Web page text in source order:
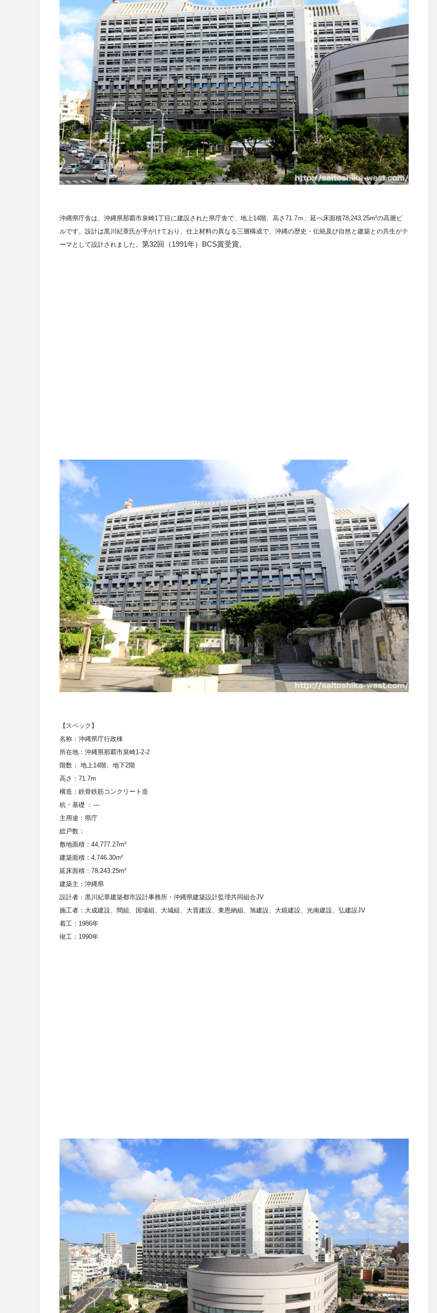
沖縄県庁舎は、 沖縄県那覇市泉崎1 丁目に建設された県庁舎で、地上14階、高さ71.7ｍ、延べ床面積78,243.25m²の高層ビ
ルです。設計は黒川紀章氏が手がけており、 仕上材料の異なる三層構成で、 沖縄の歴史・伝統及び自然と建築との共生がテ
ーマとして設計されました。 第32回（1991年） BCS賞受賞。
【スペック】
名称： 沖縄県庁行政棟
所在地：沖縄県那覇市泉崎1-2-2
階数： 地上14階、地下2階
高さ： 71.7m
構造 ：鉄骨鉄筋コンクリート造
杭・基礎
： —
主用途： 県庁
総戸数：
敷地面積 ： 44,777.27m²
建築面積 ： 4,746.30m²
延床面積 ： 78,243.25m²
建築主： 沖縄県
設計者： 黒川紀章建築都市設計事務所・沖縄県建築設計監理共同組合JV
施工者： 大成建設、間組、国場組、大城組、大晋建設、東恩納組、旭建設、大鏡建設、光南建設、弘建設JV
着工： 1986年
竣工： 1990年